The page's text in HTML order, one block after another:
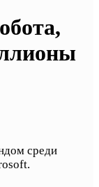
среди